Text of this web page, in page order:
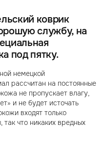
коврик
службу, на
под пятку.
немецкой
рассчитан на постоянные
не пропускает влагу,
и не будет источать
входят только
так что никаких вредных